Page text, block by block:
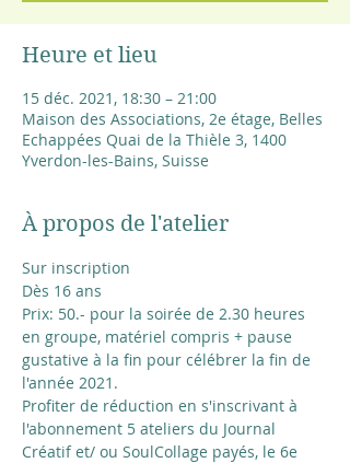
Heure et lieu
15 déc. 2021, 18:30 – 21:00
Maison des Associations, 2e étage, Belles
Echappées Quai de la Thièle 3, 1400
Yverdon-les-Bains, Suisse
À propos de l'atelier
Sur inscription
Dès 16 ans
Prix: 50.- pour la soirée de 2.30 heures
en groupe, matériel compris + pause
gustative à la fin pour célébrer la fin de
l'année 2021.
Profiter de réduction en s'inscrivant à
l'abonnement 5 ateliers du Journal
Créatif et/ ou SoulCollage payés, le 6e